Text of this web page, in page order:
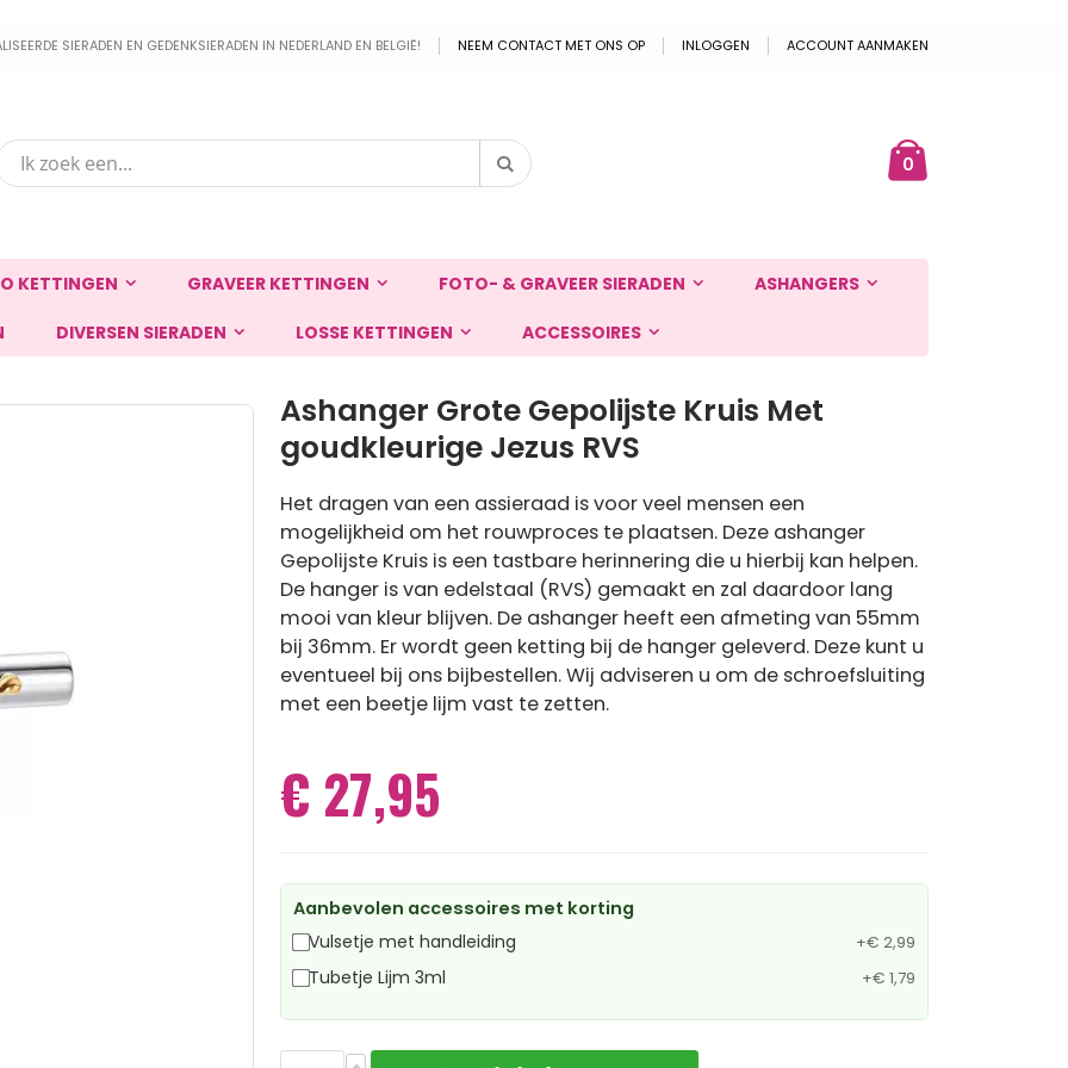
SIERADEN EN GEDENKSIERADEN IN NEDERLAND EN BELGIË! NEEM CONTACT MET ONS OP INLOGGEN ACCOUNT AANMAKEN
0producten
Zoek
KETTINGEN GRAVEER KETTINGEN FOTO- & GRAVEER SIERADEN ASHANGERS
DIVERSEN SIERADEN LOSSE KETTINGEN ACCESSOIRES
Ashanger Grote Gepolijste Kruis Met
goudkleurige Jezus RVS
Het dragen van een assieraad is voor veel mensen een
mogelijkheid om het rouwproces te plaatsen. Deze ashanger
Gepolijste Kruis is een tastbare herinnering die u hierbij kan helpen.
De hanger is van edelstaal (RVS) gemaakt en zal daardoor lang
mooi van kleur blijven. De ashanger heeft een afmeting van 55mm
bij 36mm. Er wordt geen ketting bij de hanger geleverd. Deze kunt u
eventueel bij ons bijbestellen. Wij adviseren u om de schroefsluiting
met een beetje lijm vast te zetten.
€ 27,95
Aanbevolen accessoires met korting
Vulsetje met handleiding
+€ 2,99
Tubetje Lijm 3ml +€ 1,79